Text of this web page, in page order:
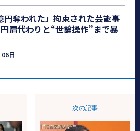
円奪われた」拘束された芸能事
肩代わりと“世論操作”まで暴
日
次の記事